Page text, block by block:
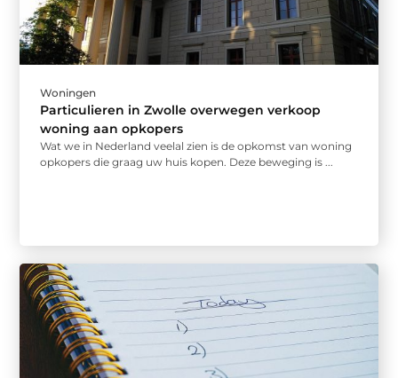
Woningen
Particulieren in Zwolle overwegen verkoop
woning aan opkopers
Wat we in Nederland veelal zien is de opkomst van woning
opkopers die graag uw huis kopen. Deze beweging is ...